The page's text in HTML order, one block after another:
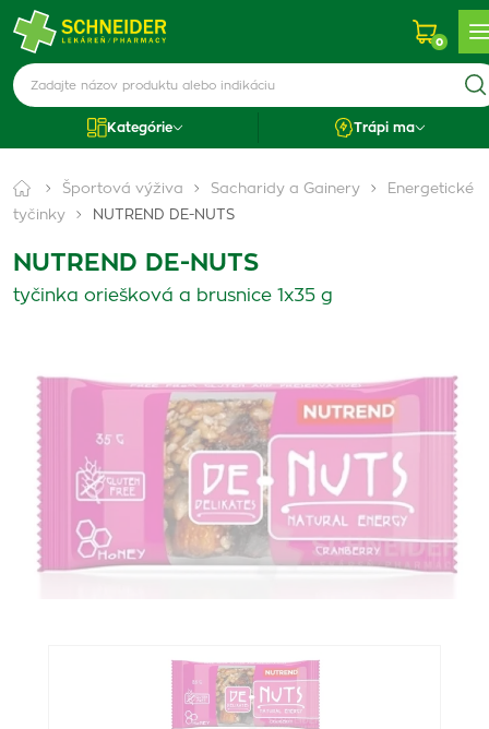
0
Kategórie Trápi ma
Športová výživa Sacharidy a Gainery
Energetické
tyčinky
NUTREND DE-NUTS
NUTREND DE-NUTS
tyčinka oriešková a brusnice 1x35 g